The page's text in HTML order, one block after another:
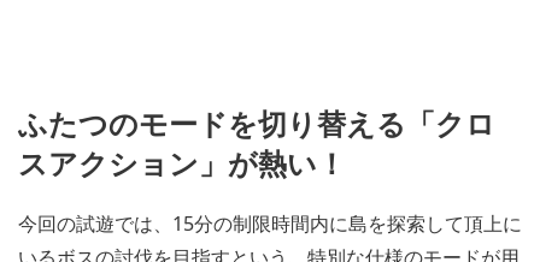
ふたつのモードを切り替える「クロ
スアクション」が熱い！
今回の試遊では、15分の制限時間内に島を探索して頂上に
いるボスの討伐を目指すという、特別な仕様のモードが用